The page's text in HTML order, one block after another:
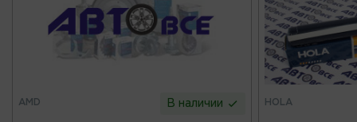
AMD В наличии HOLA